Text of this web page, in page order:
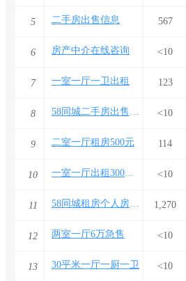
5 二手房出售信息 567
6 房产中介在线咨询 <10
7 一室一厅一卫出租 123
8 58同城二手房出售信息 <10
9 二室一厅租房500元 114
10 一室一厅出租300左右 <10
11 58同城租房个人房源出租 1,270
12 两室一厅6万急售 <10
13 30平米一厅一厨一卫 <10